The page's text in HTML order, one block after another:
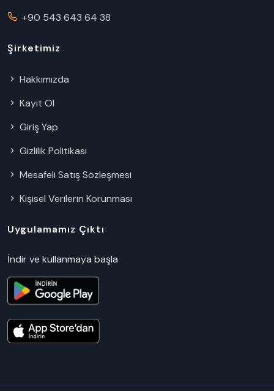
+90 543 643 64 38
Şirketimiz
Hakkımızda
Kayıt Ol
Giriş Yap
Gizlilik Politikası
Mesafeli Satış Sözleşmesi
Kişisel Verilerin Korunması
Uygulamamız Çıktı
İndir ve kullanmaya başla